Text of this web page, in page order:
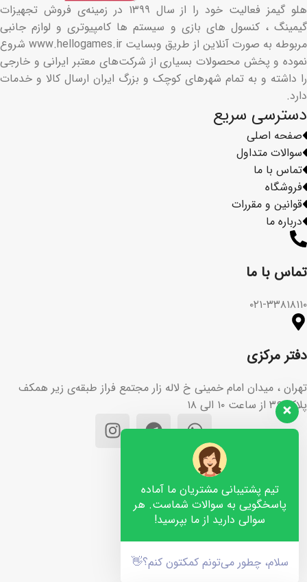
تماس با ما​
۰۲۱-۳۳۸۱۸۱۱۰
دفتر مرکزی
تهران ، میدان امام خمینی خ لاله زار مجتمع فراز طبقه‌ی زیر همکف
پلاک ۳۶ از ساعت ۱۰ الی ۱۸
فروشگاه
قوانین و مقررات
درباره ما
دسترسی سریع
صفحه اصلی
سوالات متداول
تماس با ما
هلو گیمز فعالیت خود را از سال ۱۳۹۹ در زمینه‌ی فروش تجهیزات
گیمینگ ، کنسول های بازی و سیستم ها کامپیوتری و لوازم جانبی
مربوطه به صورت آنلاین از طریق وبسایت www.hellogames.ir شروع
نموده و پخش محصولات بسیاری از شرکت‌های معتبر ایرانی و خارجی
را داشته و به تمام شهرهای کوچک و بزرگ ایران ارسال کالا و خدمات
دارد.
تیم پشتیبانی مشتریان ما آماده
پاسخگویی به سوالات شماست. هر
سوالی دارید از ما بپرسید!
سلام، چطور می‌تونم کمکتون کنم؟👋